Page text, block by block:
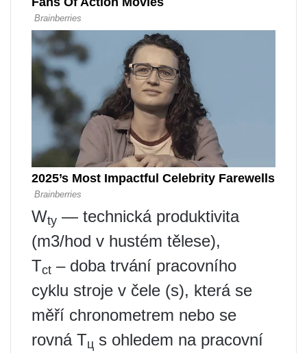
Wty — technická produktivita
(m3/hod v hustém tělese),
Тct – doba trvání pracovního
cyklu stroje v čele (s), která se
měří chronometrem nebo se
rovná Tц s ohledem na pracovní